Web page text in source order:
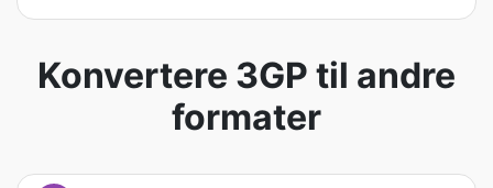
Konvertere 3GP til andre
formater